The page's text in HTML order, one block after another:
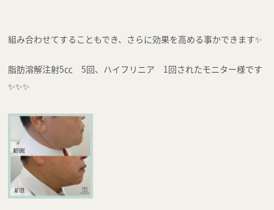
組み合わせてすることもでき、さらに効果を高める事かできます✨
脂肪溶解注射5㏄ 5回、ハイフリニア 1回されたモニター様です
✨✨✨